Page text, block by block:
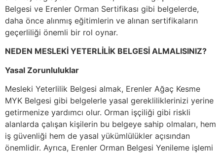
Belgesi ve Erenler Orman Sertifikası gibi belgelerde,
daha önce alınmış eğitimlerin ve alınan sertifikaların
geçerliliği önemli bir rol oynar.
NEDEN MESLEKİ YETERLİLİK BELGESİ ALMALISINIZ?
Yasal Zorunluluklar
Mesleki Yeterlilik Belgesi almak, Erenler Ağaç Kesme
MYK Belgesi gibi belgelerle yasal gerekliliklerinizi yerine
getirmenize yardımcı olur. Orman işçiliği gibi riskli
alanlarda çalışan kişilerin bu belgeye sahip olmaları, hem
iş güvenliği hem de yasal yükümlülükler açısından
önemlidir. Ayrıca, Erenler Orman Belgesi Yenileme işlemi